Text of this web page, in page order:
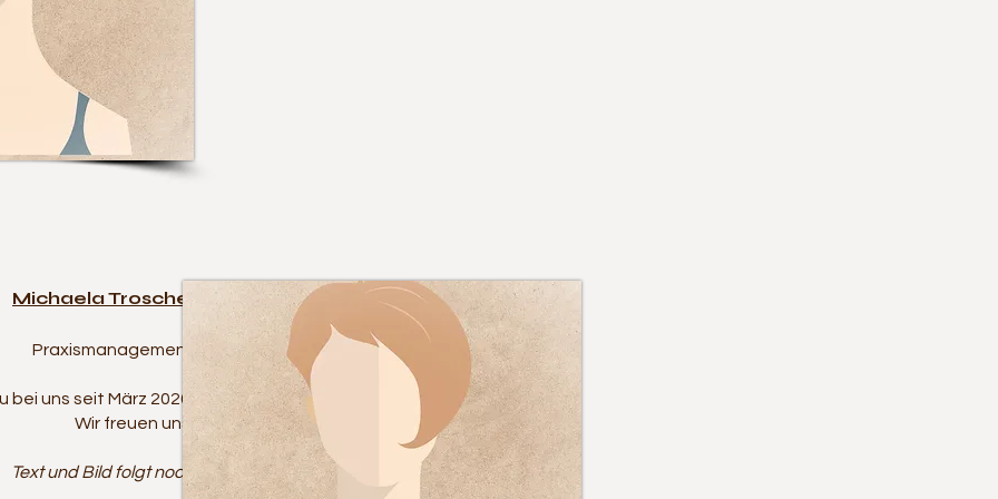
Michaela Troschel
Praxismanagement
bei uns seit März 2026.
Wir freuen uns!​
Text und Bild folgt noch